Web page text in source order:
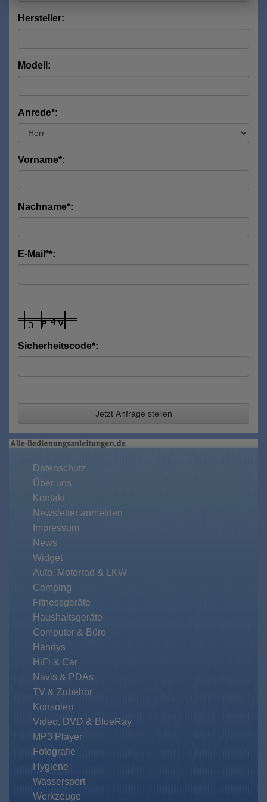
Hersteller:
Modell:
Anrede*:
Vorname*:
Nachname*:
E-Mail**:
Sicherheitscode*:
Jetzt Anfrage stellen
Datenschutz
Über uns
Kontakt
Newsletter anmelden
Impressum
News
Widget
Auto, Motorrad & LKW
Camping
Fitnessgeräte
Haushaltsgeräte
Computer & Büro
Handys
HiFi & Car
Navis & PDAs
TV & Zubehör
Konsolen
Video, DVD & BlueRay
MP3 Player
Fotografie
Hygiene
Wassersport
Werkzeuge